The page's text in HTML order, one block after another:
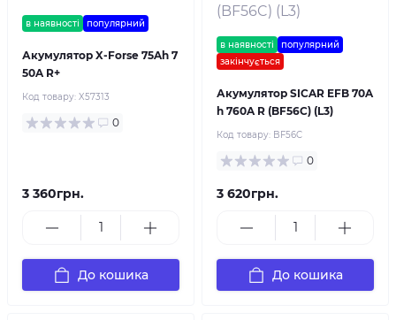
в наявності популярний
Акумулятор X-Forse 75Ah 7
50A R+
Код товару: X57313
0
3 360грн.
До кошика
в наявності
популярний
закінчується
Акумулятор SICAR EFB 70A
h 760A R (BF56C) (L3)
Код товару: BF56C
0
3 620грн.
До кошика